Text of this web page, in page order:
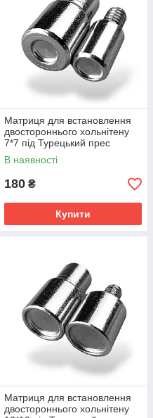
Матриця для встановлення
двостороннього хольнітену
7*7 під Турецький прес
В наявності
180 ₴
Купити
Матриця для встановлення
двостороннього хольнітену